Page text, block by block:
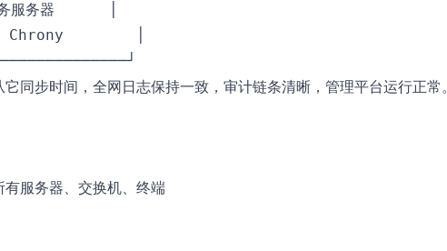
务器      │
│
同步时间，全网日志保持一致，审计链条清晰，管理平台运行正常。
服务器、交换机、终端